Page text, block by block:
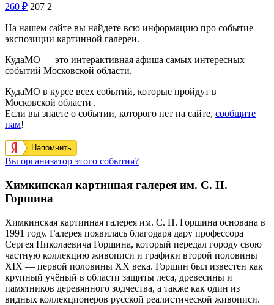
260 ₽ 207 2
На нашем сайте вы найдете всю информацию про событие
экспозиции картинной галереи.
КудаМО — это интерактивная афиша самых интересных
событий Московской области.
КудаМО в курсе всех событий, которые пройдут в
Московской области .
Если вы знаете о событии, которого нет на сайте, сообщите
нам!
Напомнить
Вы организатор этого события?
Химкинская картинная галерея им. С. Н.
Горшина
Химкинская картинная галерея им. С. Н. Горшина основана в
1991 году. Галерея появилась благодаря дару профессора
Сергея Николаевича Горшина, который передал городу свою
частную коллекцию живописи и графики второй половины
XIX — первой половины XX века. Горшин был известен как
крупный учёный в области защиты леса, древесины и
памятников деревянного зодчества, а также как один из
видных коллекционеров русской реалистической живописи.